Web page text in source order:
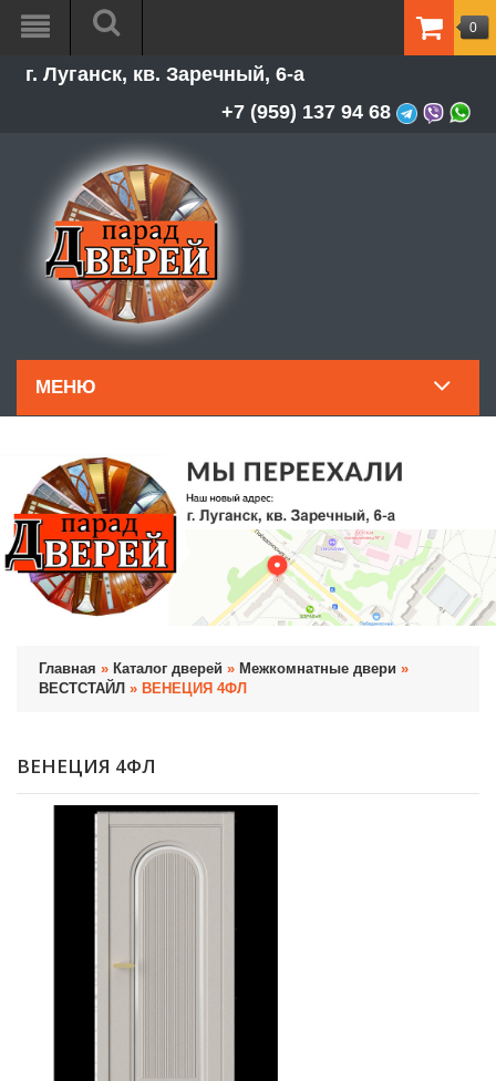
г. Луганск, кв. Заречный, 6-а
+7 (959) 137 94 68
0
МЕНЮ
Главная » Каталог дверей » Межкомнатные двери »
ВЕСТСТАЙЛ » ВЕНЕЦИЯ 4ФЛ
ВЕНЕЦИЯ 4ФЛ